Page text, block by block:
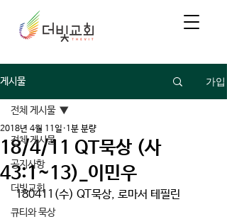
게시물 가입
전체 게시물
공지사항
더빛교회
큐티와 묵상
전체 게시물
18/4/11 QT묵상 (사
43:1~13)_이민우
2018년 4월 11일 1분 분량
180411(수) QT묵상, 로마서 테필린